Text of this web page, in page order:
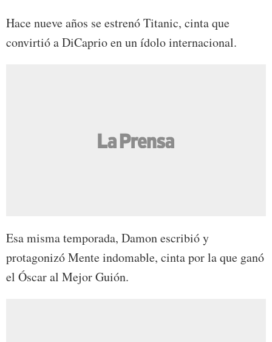
Hace nueve años se estrenó Titanic, cinta que
convirtió a DiCaprio en un ídolo internacional.
Esa misma temporada, Damon escribió y
protagonizó Mente indomable, cinta por la que ganó
el Óscar al Mejor Guión.